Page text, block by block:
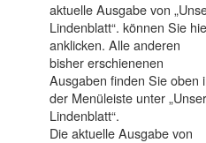
Die aktuelle Ausgabe von